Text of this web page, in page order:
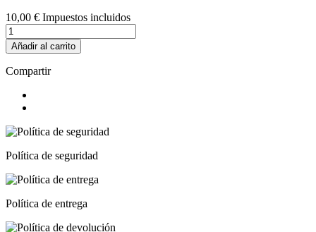
10,00 € Impuestos incluidos
Añadir al carrito
Compartir
Política de seguridad
Política de entrega